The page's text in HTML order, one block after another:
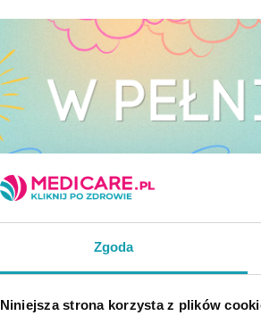
Zgoda
Niniejsza strona korzysta z plików